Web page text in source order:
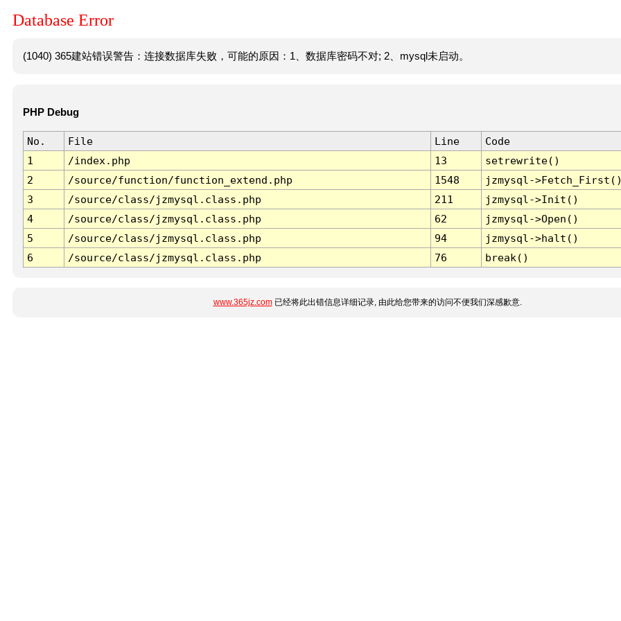
Database Error
(1040) 365建站错误警告：连接数据库失败，可能的原因：1、数据库密码不对; 2、mysql未启动。
PHP Debug
No. File Line
Code
1
/index.php 13
setrewrite()
2
/source/function/function_extend.php 1548
jzmysql-
3
/source/class/jzmysql.class.php 211
jzmysql->Init()
4
/source/class/jzmysql.class.php 62
jzmysql->Open()
5
/source/class/jzmysql.class.php 94
jzmysql->halt()
6
/source/class/jzmysql.class.php 76 break()
www.365jz.com已经将此出错信息详细记录, 由此给您带来的访问不便我们深感歉意.